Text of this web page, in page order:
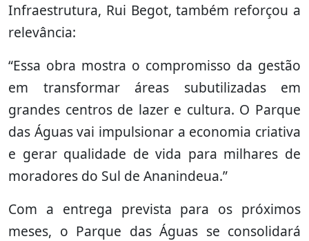
Infraestrutura, Rui Begot, também reforçou a
relevância:
“Essa obra mostra o compromisso da gestão
em transformar áreas subutilizadas em
grandes centros de lazer e cultura. O Parque
das Águas vai impulsionar a economia criativa
e gerar qualidade de vida para milhares de
moradores do Sul de Ananindeua.”
Com a entrega prevista para os próximos
meses, o Parque das Águas se consolidará